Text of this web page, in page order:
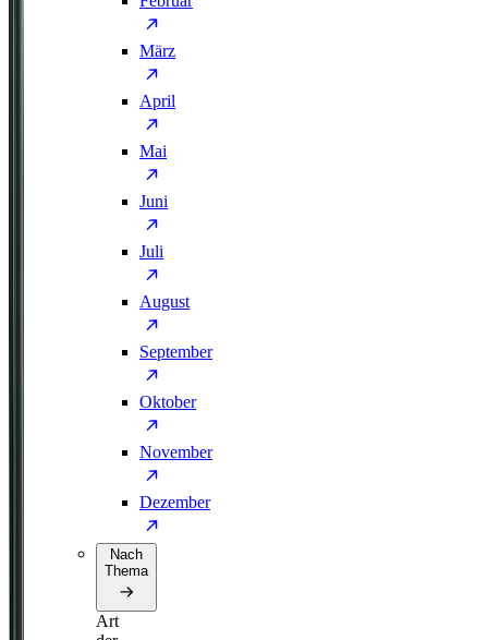
März
April
Mai
Juni
Juli
August
September
Oktober
November
Dezember
Nach
Thema
Art